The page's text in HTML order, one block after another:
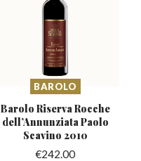
BAROLO
Barolo Riserva Rocche
dell’Annunziata Paolo
Scavino 2010
€242.00